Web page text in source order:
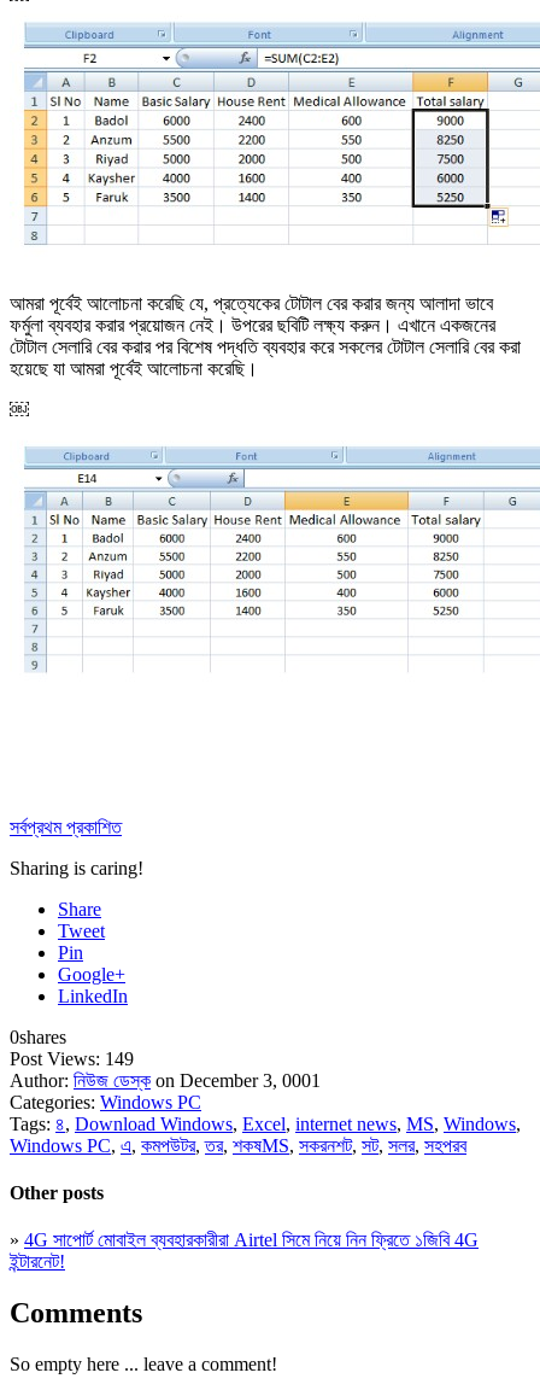
আমরা পূর্বেই আলোচনা করেছি যে, প্রত্যেকের টোটাল বের করার জন্য আলাদা ভাবে
ফর্মুলা ব্যবহার করার প্রয়োজন নেই। উপরের ছবিটি লক্ষ্য করুন। এখানে একজনের
টোটাল সেলারি বের করার পর বিশেষ পদ্ধতি ব্যবহার করে সকলের টোটাল সেলারি বের করা
হয়েছে যা আমরা পূর্বেই আলোচনা করেছি।
￼
সর্বপ্রথম প্রকাশিত
Sharing is caring!
Share
Tweet
Pin
Google+
LinkedIn
0shares
Post Views: 149
Author: নিউজ ডেস্ক on December 3, 0001
Categories: Windows PC
Tags: ৪, Download Windows, Excel, internet news, MS, Windows,
Windows PC, এ, কমপউটর,তর, শকষMS, সকরনশট, সট, সলর, সহপরব
Other posts
» 4G সাপোর্ট মোবাইল ব্যবহারকারীরা Airtel সিমে নিয়ে নিন ফ্রিতে ১জিবি 4G
ইন্টারনেট!
Comments
So empty here ... leave a comment!